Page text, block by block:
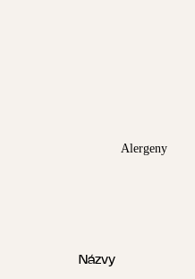
Alergeny
Názvy